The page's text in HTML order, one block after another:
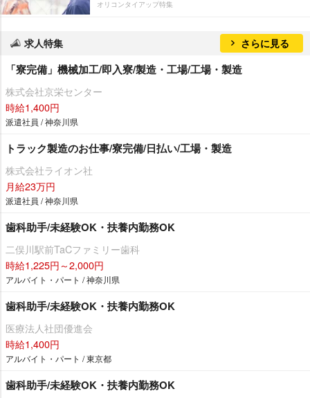
オリコンタイアップ特集
求人特集 さらに見る
「寮完備」機械加工/即入寮/製造・工場/工場・製造
株式会社京栄センター
時給1,400円
派遣社員 / 神奈川県
トラック製造のお仕事/寮完備/日払い/工場・製造
株式会社ライオン社
月給23万円
派遣社員 / 神奈川県
歯科助手/未経験OK・扶養内勤務OK
二俣川駅前TaCファミリー歯科
時給1,225円～2,000円
アルバイト・パート / 神奈川県
歯科助手/未経験OK・扶養内勤務OK
医療法人社団優進会
時給1,400円
アルバイト・パート / 東京都
歯科助手/未経験OK・扶養内勤務OK